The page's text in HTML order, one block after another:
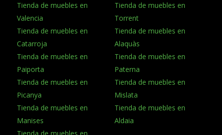
Tienda de muebles en
Valencia
Tienda de muebles en
Catarroja
Tienda de muebles en
Paiporta
Tienda de muebles en
Picanya
Tienda de muebles en
Manises
Tienda de muebles en
Torrent
Tienda de muebles en
Alaquàs
Tienda de muebles en
Paterna
Tienda de muebles en
Mislata
Tienda de muebles en
Aldaia